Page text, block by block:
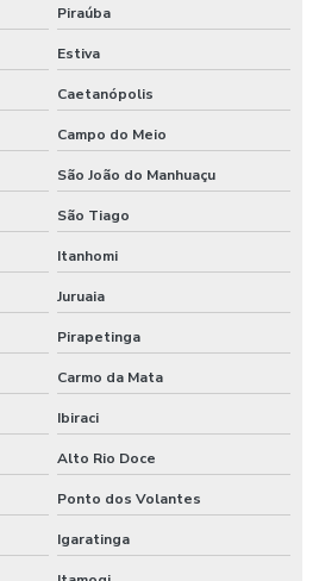
Piraúba
Estiva
Caetanópolis
Campo do Meio
São João do Manhuaçu
São Tiago
Itanhomi
Juruaia
Pirapetinga
Carmo da Mata
Ibiraci
Alto Rio Doce
Ponto dos Volantes
Igaratinga